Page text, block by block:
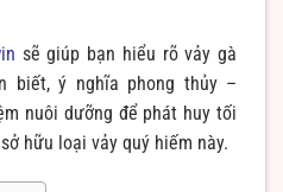
sẽ giúp bạn hiểu rõ vảy gà
biết, ý nghĩa phong thủy –
nuôi dưỡng để phát huy tối
hữu loại vảy quý hiếm này.